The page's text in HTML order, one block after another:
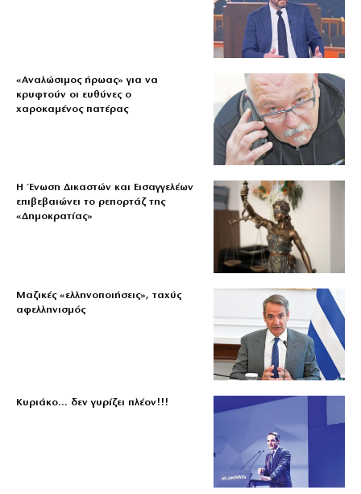
«Aναλώσιμος ήρωας» για να
κρυφτούν οι ευθύνες ο
χαροκαμένος πατέρας
Η Ένωση Δικαστών και Εισαγγελέων
επιβεβαιώνει το ρεπορτάζ της
«Δημοκρατίας»
Μαζικές «ελληνοποιήσεις», ταχύς
αφελληνισμός
Κυριάκο… δεν γυρίζει πλέον!!!